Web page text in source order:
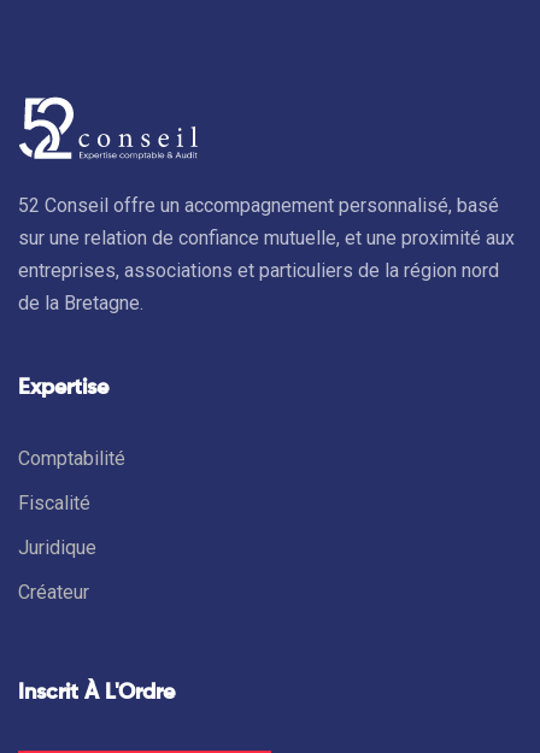
52 Conseil offre un accompagnement personnalisé, basé
sur une relation de confiance mutuelle, et une proximité aux
entreprises, associations et particuliers de la région nord
de la Bretagne.
Expertise
Comptabilité
Fiscalité
Juridique
Créateur
Inscrit À L'Ordre